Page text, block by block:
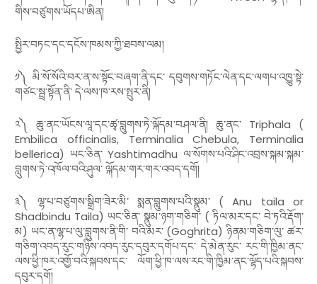
གིས་བཙུགས་ཡོདཔ་ཨིན།
སྤྱིར་བཏང་དང་དངོས་ཁམས་ཀྱི་ཐབས་ལམ།
༡༽ མི་སོ་སོའི་བར་ན་ས་སྟོང་བཞག་ནི་དང་ དབུགས་གཏོང་ལེན་དང་ལགཔ་འཁྱུ་སྟེ་
གཙང་སྦྲ་སྟོན་ནི་ དེ་ལས་ཁ་རས་སྤུར་ནི།
༢༽ ཆུ་ནང་ཡོངས་ལཱ་དང་ཚྭ་བླུགས་ཏེ་ལྐོདམ་བཤལ་ནི། ཆུ་ནང་ Triphala (
Embilica officinalis, Terminalia Chebula, Terminalia
bellerica) ཡང་ཅིན་Yashtimadhu ལ་སོགས་པའི་ཤིང་འབྲས་སྐམ་སྐམ་
བླུགས་ཏེ་འཁོལ་བའི་ཤུལ་ ལྐོདམ་གར་གར་འབད་དགོ།
༣༽ ལྷ་པ་བཙུགས་སྒྲིག་ཟེར་མི་ སྨན་བླུགས་པའི་སྣུམ་ ( Anu taila or
Shadbindu Taila) ཡང་ཅིན་ སྣུམ་ཉག་གཅིག་ (ཏིལ་མར་དང་ བེ་ཏའི་རྡོག་
མ) ཡང་ན་ལྷ་པ་ལུ་བླུགས་ནི་གི་ བའི་མར་ (Goghrita)ཉིནམ་གཅིག་ལུ་ ཚར་
གཅིག་འབད་རུང་གཉིས་འབད་རུང་དབུར་དགོཔ་དང་ དེ་མེན་རུང་ རང་གི་ཁྱིམ་ནང་
ལས་ཕྱི་ཁར་འགྱོ་བའི་སྐབས་དང་ ལོག་ཕྱི་ཁ་ལས་རང་གི་ཁྱིམ་ནང་ལྷོད་པའི་སྐབས་
དབུར་དགོ།